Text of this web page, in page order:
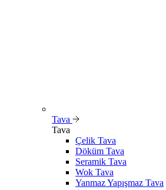
Tava
Tava
Çelik Tava
Döküm Tava
Seramik Tava
Wok Tava
Yanmaz Yapışmaz Tava